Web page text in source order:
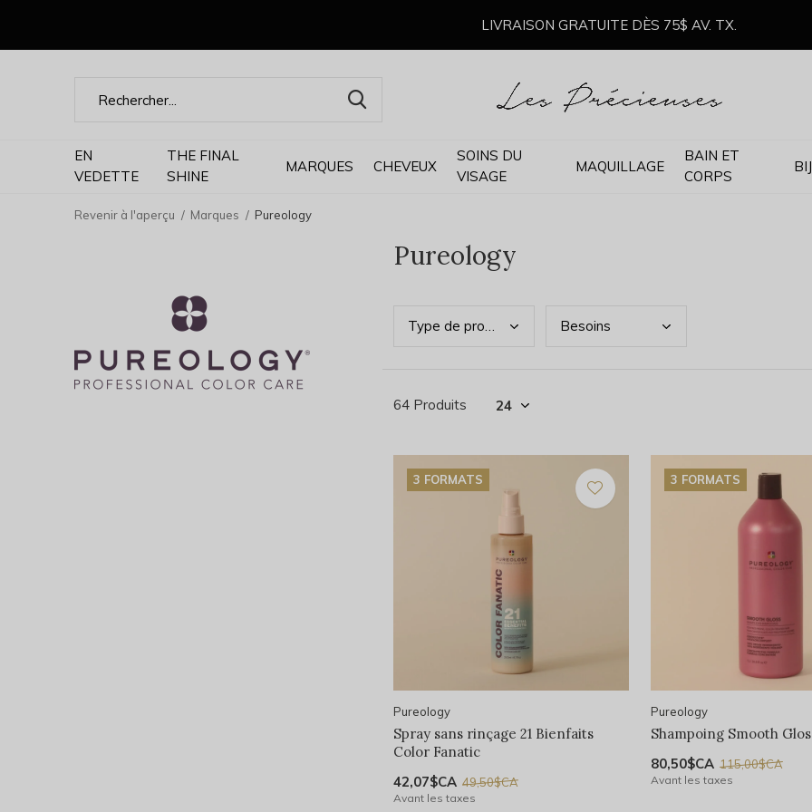
EN
VEDETTE
THE FINAL
SHINE
MARQUES CHEVEUX
SOINS DU
VISAGE
MAQUILLAGE
BAIN ET
CORPS
LIVRAISON GRATUITE DÈS 75$ AV. TX.
Revenir à l'aperçu Marques Pureology
Pureology
Type de produits Besoins
64 Produits
3 FORMATS
Pureology
Spray sans rinçage 21 Bienfaits
Color Fanatic
42,07$CA 49,50$CA
Avant les taxes
3 FORMATS
Pureology
Shampoing Smooth
80,50$CA 115,00$CA
Avant les taxes